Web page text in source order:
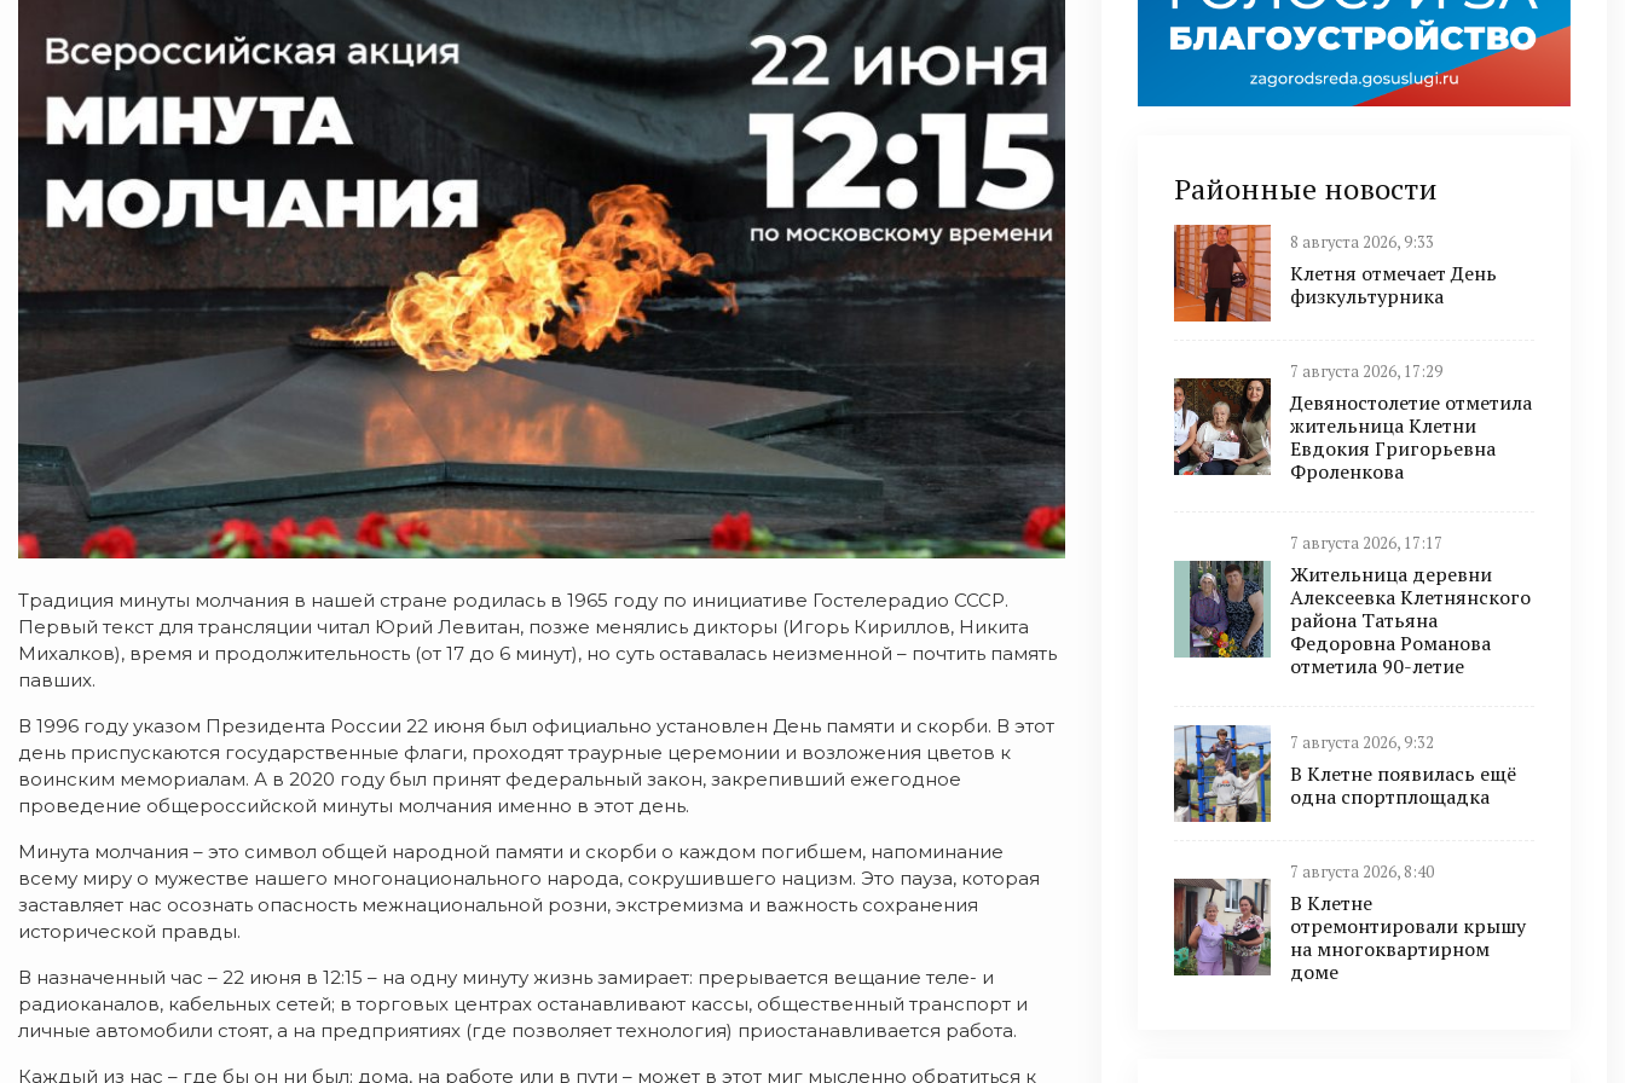
Традиция минуты молчания в нашей стране родилась в 1965 году по инициативе Гостелерадио СССР.
Первый текст для трансляции читал Юрий Левитан, позже менялись дикторы (Игорь Кириллов, Никита
Михалков), время и продолжительность (от 17 до 6 минут), но суть оставалась неизменной – почтить память
павших.
В 1996 году указом Президента России 22 июня был официально установлен День памяти и скорби. В этот
день приспускаются государственные флаги, проходят траурные церемонии и возложения цветов к
воинским мемориалам. А в 2020 году был принят федеральный закон, закрепивший ежегодное
проведение общероссийской минуты молчания именно в этот день.
Минута молчания – это символ общей народной памяти и скорби о каждом погибшем, напоминание
всему миру о мужестве нашего многонационального народа, сокрушившего нацизм. Это пауза, которая
заставляет нас осознать опасность межнациональной розни, экстремизма и важность сохранения
исторической правды.
В назначенный час – 22 июня в 12:15 – на одну минуту жизнь замирает: прерывается вещание теле- и
радиоканалов, кабельных сетей; в торговых центрах останавливают кассы, общественный транспорт и
личные автомобили стоят, а на предприятиях (где позволяет технология) приостанавливается работа.
Каждый из нас – где бы он ни был: дома, на работе или в пути – может в этот миг мысленно обратиться к
Районные новости
8 августа 2026, 9:33
Клетня отмечает День
физкультурника
7 августа 2026, 17:29
Девяностолетие отметила
жительница Клетни
Евдокия Григорьевна
Фроленкова
7 августа 2026, 17:17
Жительница деревни
Алексеевка Клетнянского
района Татьяна
Федоровна Романова
отметила 90-летие
7 августа 2026, 9:32
В Клетне появилась ещё
одна спортплощадка
7 августа 2026, 8:40
В Клетне
отремонтировали крышу
на многоквартирном
доме